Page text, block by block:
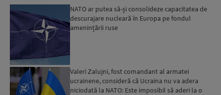
NATO ar putea să-și consolideze capacitatea de
descurajare nucleară în Europa pe fondul
amenințării ruse
Valeri Zalujni, fost comandant al armatei
ucrainene, consideră că Ucraina nu va adera
niciodată la NATO: Este imposibil să aderi la o